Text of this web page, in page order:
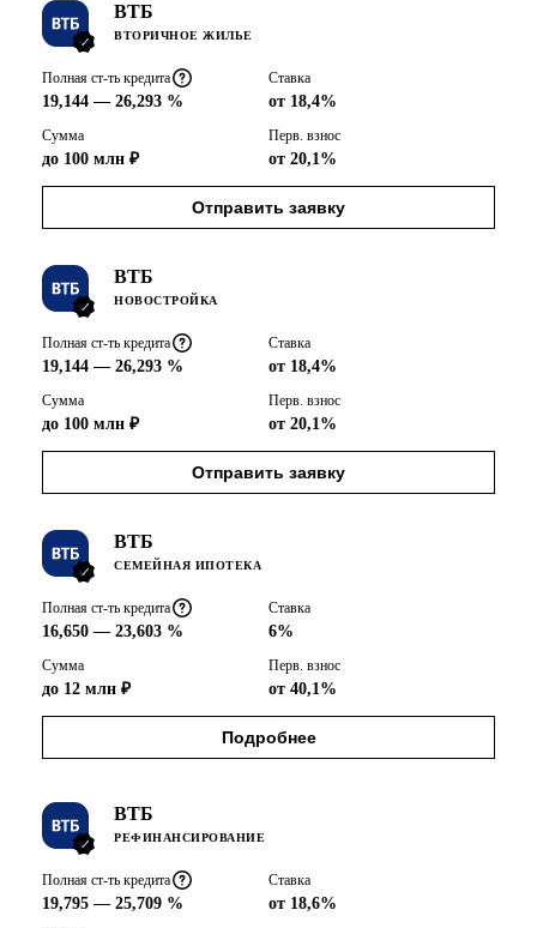
ВТБ
ВТОРИЧНОЕ ЖИЛЬЕ
Полная ст-ть кредита
19,144 — 26,293 %
Ставка
от 18,4%
Сумма
до 100 млн ₽
Перв. взнос
от 20,1%
Отправить заявку
ВТБ
НОВОСТРОЙКА
Полная ст-ть кредита
19,144 — 26,293 %
Ставка
от 18,4%
Сумма
до 100 млн ₽
Перв. взнос
от 20,1%
Отправить заявку
ВТБ
СЕМЕЙНАЯ ИПОТЕКА
Полная ст-ть кредита
16,650 — 23,603 %
Ставка
6%
Сумма
до 12 млн ₽
Перв. взнос
от 40,1%
Подробнее
ВТБ
РЕФИНАНСИРОВАНИЕ
Полная ст-ть кредита
19,795 — 25,709 %
Ставка
от 18,6%